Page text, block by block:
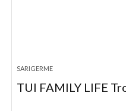
SARIGERME
TUI FAMILY LIFE